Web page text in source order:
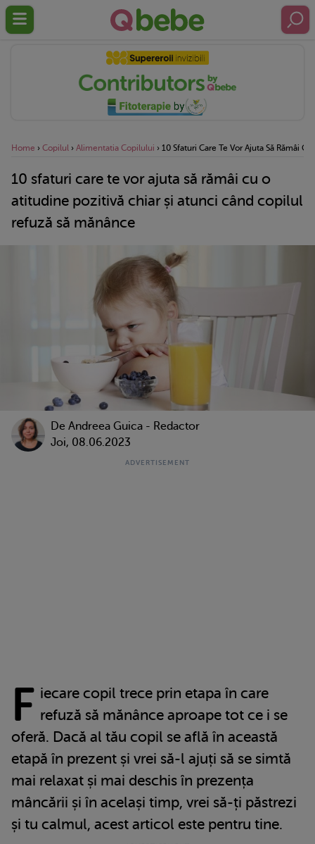
Home › Copilul › Alimentatia Copilului › 10 Sfaturi Care Te Vor Ajuta Să Rămâi
10 sfaturi care te vor ajuta să rămâi cu o
atitudine pozitivă chiar și atunci când copilul
refuză să mănânce
De Andreea Guica - Redactor
Joi, 08.06.2023
F iecare copil trece prin etapa în care
refuză să mănânce aproape tot ce i se
oferă. Dacă al tău copil se află în această
etapă în prezent și vrei să-l ajuți să se simtă
mai relaxat și mai deschis în prezența
mâncării și în același timp, vrei să-ți păstrezi
și tu calmul, acest articol este pentru tine.